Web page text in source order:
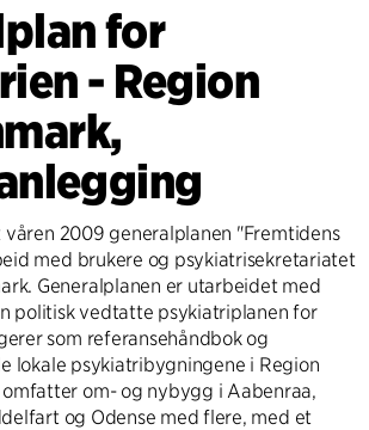
for
- Region
våren 2009 generalplanen "Fremtidens
med brukere og psykiatrisekretariatet
Generalplanen er utarbeidet med
politisk vedtatte psykiatriplanen for
som referansehåndbok og
lokale psykiatribygningene i Region
omfatter om- og nybygg i Aabenraa,
og Odense med flere, med et